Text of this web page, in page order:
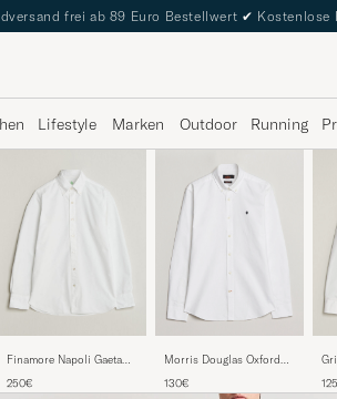
frei ab 89 Euro Bestellwert ✔ Kostenlose
Lifestyle Marken Outdoor Running
Finamore Napoli Gaeta
Shirt White
250€
Morris Douglas Oxford
130€